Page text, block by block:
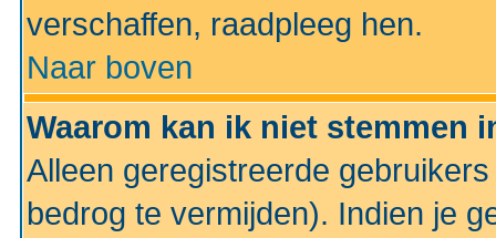
verschaffen, raadpleeg hen.
Naar boven
Waarom kan ik niet stemmen
Alleen geregistreerde
bedrog te vermijden). Indien je